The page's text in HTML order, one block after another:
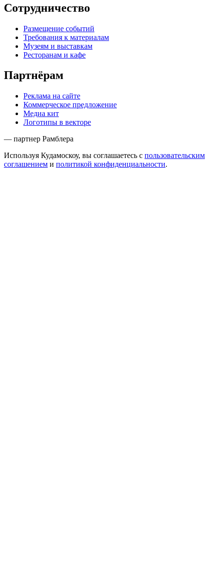
Сотрудничество
Размещение событий
Требования к материалам
Музеям и выставкам
Ресторанам и кафе
Партнёрам
Реклама на сайте
Коммерческое предложение
Медиа кит
Логотипы в векторе
— партнер Рамблера
Используя Кудамоскоу, вы соглашаетесь с пользовательским
соглашением и политикой конфиденциальности.